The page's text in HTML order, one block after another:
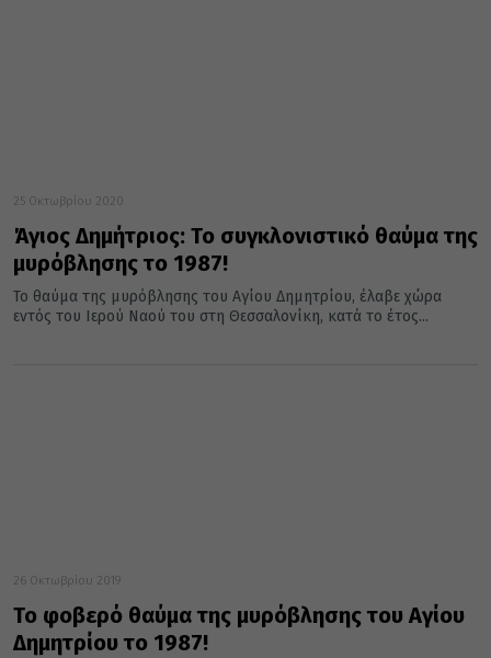
25 Οκτωβρίου 2020
Άγιος Δημήτριος: Το συγκλονιστικό θαύμα της
μυρόβλησης το 1987!
Το θαύμα της μυρόβλησης του Αγίου Δημητρίου, έλαβε χώρα
εντός του Ιερού Ναού του στη Θεσσαλονίκη, κατά το έτος...
26 Οκτωβρίου 2019
Το φοβερό θαύμα της μυρόβλησης του Αγίου
Δημητρίου το 1987!